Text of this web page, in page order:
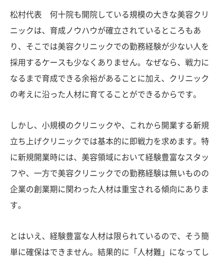
松村代表 何十院も開院している規模の大きな美容クリ
ニックは、育成ノウハウが確立されているところもあ
り、そこでは美容クリニックでの勤務経験が少ない人を
採用するケースも少なくありません。なぜなら、戦力に
なるまで育成できる余裕があることに加え、クリニック
の考えに沿った人材に育てることができるからです。
しかし、小規模のクリニックや、これから開業する新規
立ち上げクリニックでは基本的に即戦力を求めます。特
に新規開業時には、美容領域において経験豊富なスタッ
フや、一方で美容クリニックでの勤務経験は無いものの
企業の創業期に関わった人材は重宝される傾向にありま
す。
とはいえ、経験豊富な人材は限られているので、そう簡
単に確保はできません。結果的に「人材難」になってし